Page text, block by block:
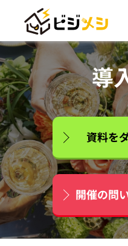
リア
人気の提供サービス
オール社員感謝祭
懇親会・社内パーティープロ
格付けバトル
クイズ&ビンゴ大会
ゴチバトル
キングオブラスベガス
チームビルディングBBQ
チームビルディングクルーズ
オンラ
人気の提供サービス
オンライン格付けバトル
オンラインクイズ&ビンゴ大会
オンラインゴチバトル
オンライン社内イベントプ
お
人気の提供サービス
ビジメシケータリング
ビジメシオードブル
ビジメシランチボックス
オンラインフードデリバリー
季節の
人気の提供サービス
春のイベント企画
夏のイベント企画
秋のイベント企画
よ
閉じる
導
資料を
開催の問